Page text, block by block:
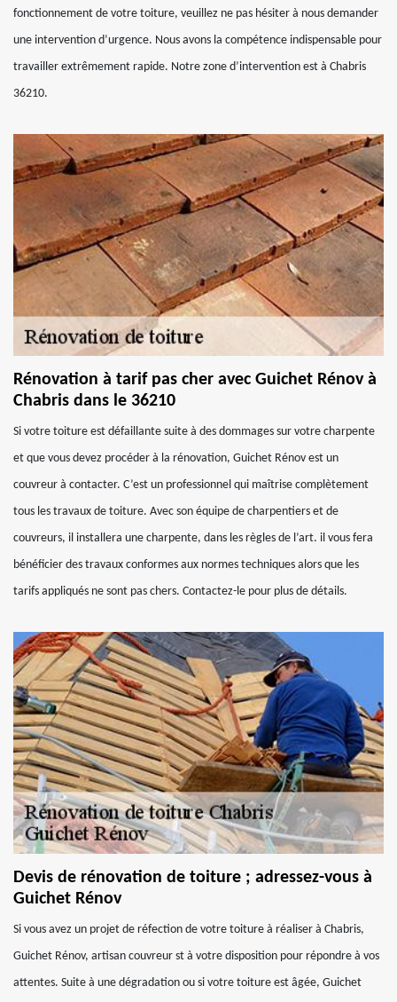
fonctionnement de votre toiture, veuillez ne pas hésiter à nous demander
une intervention d’urgence. Nous avons la compétence indispensable pour
travailler extrêmement rapide. Notre zone d’intervention est à Chabris
36210.
Rénovation à tarif pas cher avec Guichet Rénov à
Chabris dans le 36210
Si votre toiture est défaillante suite à des dommages sur votre charpente
et que vous devez procéder à la rénovation, Guichet Rénov est un
couvreur à contacter. C’est un professionnel qui maîtrise complètement
tous les travaux de toiture. Avec son équipe de charpentiers et de
couvreurs, il installera une charpente, dans les règles de l’art. il vous fera
bénéficier des travaux conformes aux normes techniques alors que les
tarifs appliqués ne sont pas chers. Contactez-le pour plus de détails.
Devis de rénovation de toiture ; adressez-vous à
Guichet Rénov
Si vous avez un projet de réfection de votre toiture à réaliser à Chabris,
Guichet Rénov, artisan couvreur st à votre disposition pour répondre à vos
attentes. Suite à une dégradation ou si votre toiture est âgée, Guichet